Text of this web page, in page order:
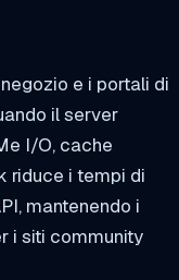
e i portali di
il server
I/O, cache
riduce i tempi di
mantenendo i
i siti community